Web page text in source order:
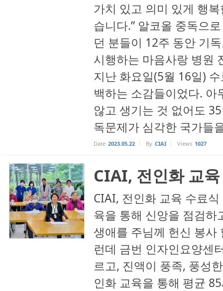
가치 있고 의미 있게 행
습니다.” 알코올 중독으
던 분들이 12주 동안 기
시행하는 마음사랑 병원
지난 화요일(5월 16일)
백하는 소감들이었다.
않고 생기는 것 없어도
독문제가 심각한 국가들
Date 2023.05.22 By CIAI Views 1027
CIAI, 전인화 교
CIAI, 전인화 교육 수료
육을 통해 신앙을 점검하
생애를 주님께 헌신 봉사
런데 금번 인자인요양센
르고, 진액이 풍족, 풍성
인화 교육을 통해 평균